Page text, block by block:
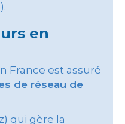
en
France est assuré
de réseau de
qui gère la